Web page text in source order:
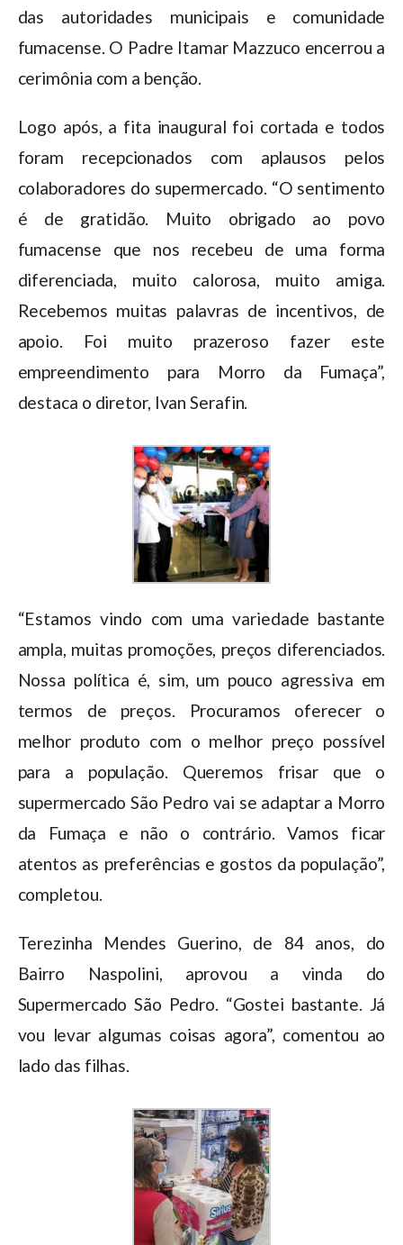
das autoridades municipais e comunidade
fumacense. O Padre Itamar Mazzuco encerrou a
cerimônia com a benção.
Logo após, a fita inaugural foi cortada e todos
foram recepcionados com aplausos pelos
colaboradores do supermercado. “O sentimento
é de gratidão. Muito obrigado ao povo
fumacense que nos recebeu de uma forma
diferenciada, muito calorosa, muito amiga.
Recebemos muitas palavras de incentivos, de
apoio. Foi muito prazeroso fazer este
empreendimento para Morro da Fumaça”,
destaca o diretor, Ivan Serafin.
“Estamos vindo com uma variedade bastante
ampla, muitas promoções, preços diferenciados.
Nossa política é, sim, um pouco agressiva em
termos de preços. Procuramos oferecer o
melhor produto com o melhor preço possível
para a população. Queremos frisar que o
supermercado São Pedro vai se adaptar a Morro
da Fumaça e não o contrário. Vamos ficar
atentos as preferências e gostos da população”,
completou.
Terezinha Mendes Guerino, de 84 anos, do
Bairro Naspolini, aprovou a vinda do
Supermercado São Pedro. “Gostei bastante. Já
vou levar algumas coisas agora”, comentou ao
lado das filhas.